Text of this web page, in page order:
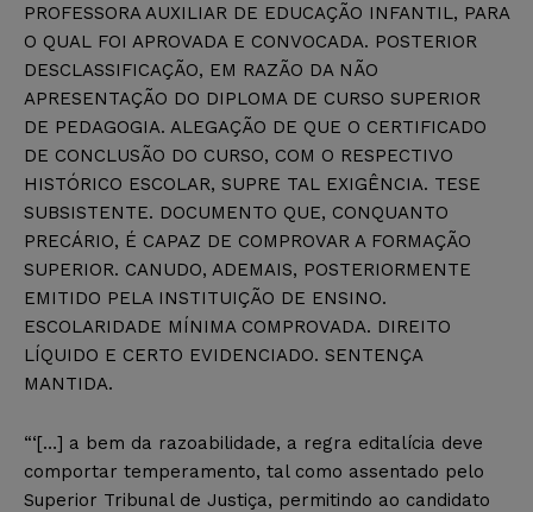
PROFESSORA AUXILIAR DE EDUCAÇÃO INFANTIL, PARA
O QUAL FOI APROVADA E CONVOCADA. POSTERIOR
DESCLASSIFICAÇÃO, EM RAZÃO DA NÃO
APRESENTAÇÃO DO DIPLOMA DE CURSO SUPERIOR
DE PEDAGOGIA. ALEGAÇÃO DE QUE O CERTIFICADO
DE CONCLUSÃO DO CURSO, COM O RESPECTIVO
HISTÓRICO ESCOLAR, SUPRE TAL EXIGÊNCIA. TESE
SUBSISTENTE. DOCUMENTO QUE, CONQUANTO
PRECÁRIO, É CAPAZ DE COMPROVAR A FORMAÇÃO
SUPERIOR. CANUDO, ADEMAIS, POSTERIORMENTE
EMITIDO PELA INSTITUIÇÃO DE ENSINO.
ESCOLARIDADE MÍNIMA COMPROVADA. DIREITO
LÍQUIDO E CERTO EVIDENCIADO. SENTENÇA
MANTIDA.
“‘[…] a bem da razoabilidade, a regra editalícia deve
comportar temperamento, tal como assentado pelo
Superior Tribunal de Justiça, permitindo ao candidato